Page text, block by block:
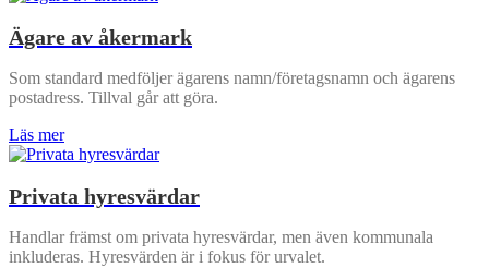
Ägare av åkermark
Som standard medföljer ägarens namn/företagsnamn och ägarens
postadress. Tillval går att göra.
Läs mer
Privata hyresvärdar
Handlar främst om privata hyresvärdar, men även kommunala
inkluderas. Hyresvärden är i fokus för urvalet.